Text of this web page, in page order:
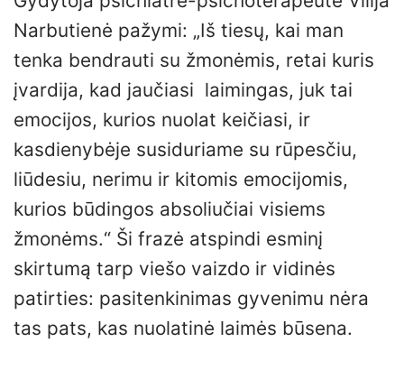
Narbutienė pažymi: „Iš tiesų, kai man
tenka bendrauti su žmonėmis, retai kuris
įvardija, kad jaučiasi laimingas, juk tai
emocijos, kurios nuolat keičiasi, ir
kasdienybėje susiduriame su rūpesčiu,
liūdesiu, nerimu ir kitomis emocijomis,
kurios būdingos absoliučiai visiems
žmonėms.“ Ši frazė atspindi esminį
skirtumą tarp viešo vaizdo ir vidinės
patirties: pasitenkinimas gyvenimu nėra
tas pats, kas nuolatinė laimės būsena.